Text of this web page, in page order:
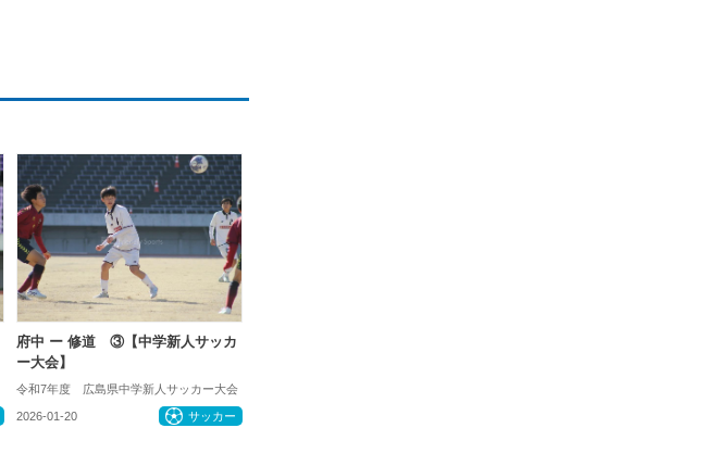
府中 ー 修道 ③【中学新人サッカ
ー大会】
令和7年度 広島県中学新人サッカー大会
2026-01-20 サッカー